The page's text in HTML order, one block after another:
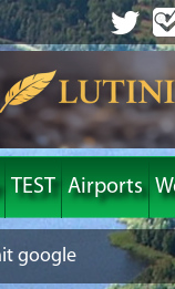
TEST Airports